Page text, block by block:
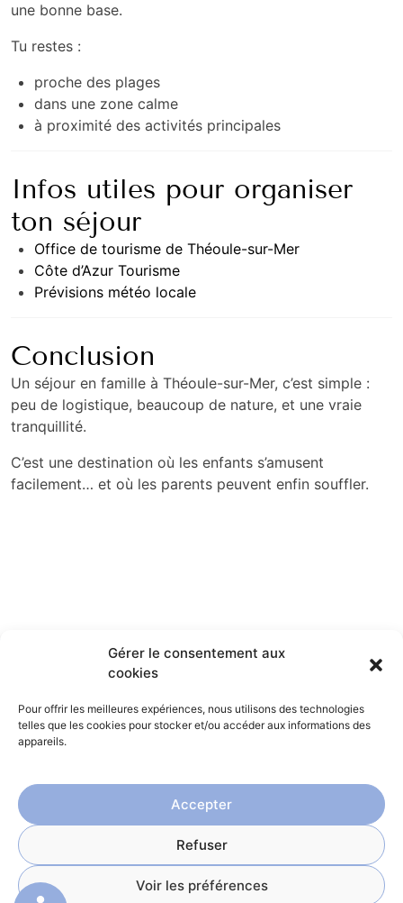
Gérer le consentement aux
cookies
Pour offrir les meilleures expériences, nous utilisons des technologies
telles que les cookies pour stocker et/ou accéder aux informations des
appareils.
Accepter
Refuser
Voir les préférences
une bonne base.
Tu restes :
proche des plages
dans une zone calme
à proximité des activités principales
Infos utiles pour organiser
ton séjour
Office de tourisme de Théoule-sur-Mer
Côte d’Azur Tourisme
Prévisions météo locale
Conclusion
Un séjour en famille à Théoule-sur-Mer, c’est simple :
peu de logistique, beaucoup de nature, et une vraie
tranquillité.
C’est une destination où les enfants s’amusent
facilement… et où les parents peuvent enfin souffler.
Menu
Accueil
Charvin
Villa Les Roches
HÔTEL LE PATIO
Politique de